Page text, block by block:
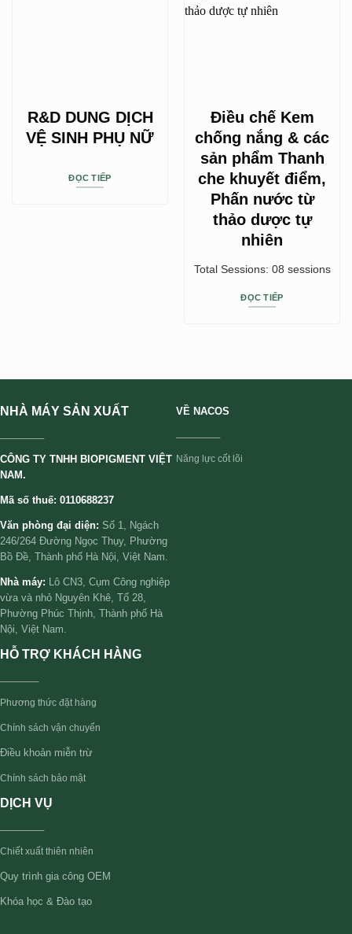
R&D DUNG DỊCH
VỆ SINH PHỤ NỮ
ĐỌC TIẾP
Điều chế Kem
chống nắng & các
sản phẩm Thanh
che khuyết điểm,
Phấn nước từ
thảo dược tự
nhiên
Total Sessions: 08 sessions
ĐỌC TIẾP
NHÀ MÁY SẢN XUẤT
CÔNG TY TNHH BIOPIGMENT VIỆT
NAM.
Mã số thuế: 0110688237
Văn phòng đại diện: Số 1, Ngách
246/264 Đường Ngọc Thụy, Phường
Bồ Đề, Thành phố Hà Nội, Việt Nam.
Nhà máy:
Lô CN3, Cụm Công nghiệp
vừa và nhỏ Nguyên Khê, Tổ 28,
Phường Phúc Thịnh, Thành phố Hà
Nội, Việt Nam.
VỀ NACOS
Năng lực cốt lõi
HỖ TRỢ KHÁCH HÀNG
Phương thức đặt hàng
Chính sách vận chuyển
Điều khoản miễn trừ
Chính sách bảo mật
DỊCH VỤ
Chiết xuất thiên nhiên
Quy trình gia công OEM
Khóa học & Đào tạo